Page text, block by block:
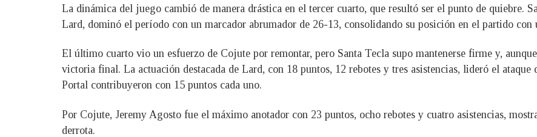
La dinámica del juego cambió de manera drástica en el tercer cuarto, que resultó ser el punto de quiebre.
Lard, dominó el período con un marcador abrumador de 26-13, consolidando su posición en el partido con
El último cuarto vio un esfuerzo de Cojute por remontar, pero Santa Tecla supo mantenerse firme y,
victoria final. La actuación destacada de Lard, con 18 puntos, 12 rebotes y tres asistencias, lideró el
Portal contribuyeron con 15 puntos cada uno.
Por Cojute, Jeremy Agosto fue el máximo anotador con 23 puntos, ocho rebotes y cuatro asistencias,
derrota.